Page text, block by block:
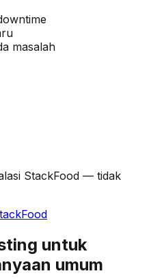
masalah
StackFood — tidak
untuk
umum